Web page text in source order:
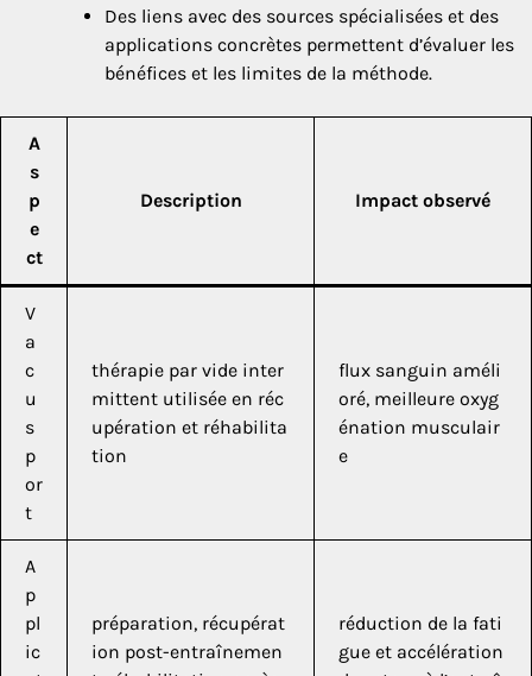
Des liens avec des sources spécialisées et des
applications concrètes permettent d’évaluer les
bénéfices et les limites de la méthode.
A
s
p
e
ct
Description Impact observé
V
a
c
u
s
p
or
t
thérapie par vide inter
mittent utilisée en réc
upération et réhabilita
tion
flux sanguin améli
oré, meilleure oxyg
énation musculair
e
A
p
pl
ic
préparation, récupérat
ion post-entraînemen
réduction de la fati
gue et accélération